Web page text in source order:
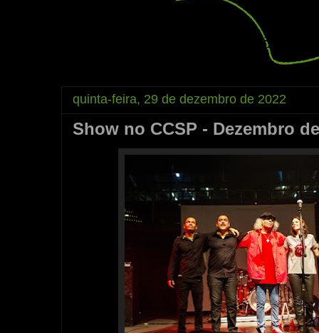
quinta-feira, 29 de dezembro de 2022
Show no CCSP - Dezembro